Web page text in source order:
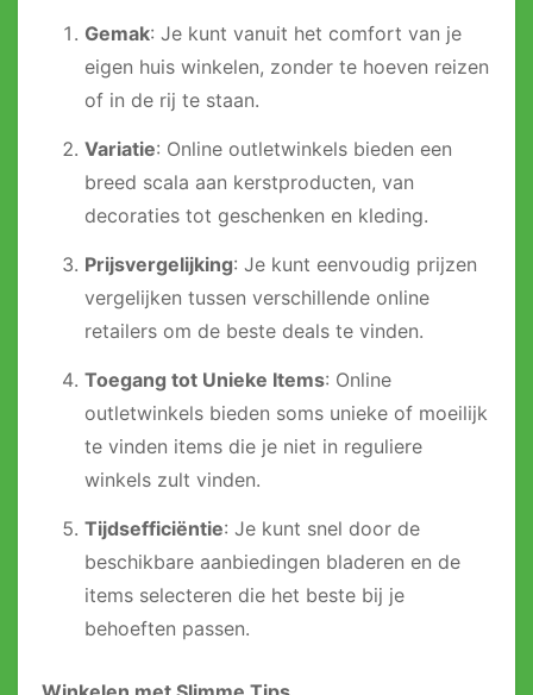
Gemak: Je kunt vanuit het comfort van je
eigen huis winkelen, zonder te hoeven reizen
of in de rij te staan.
Variatie: Online outletwinkels bieden een
breed scala aan kerstproducten, van
decoraties tot geschenken en kleding.
Prijsvergelijking: Je kunt eenvoudig prijzen
vergelijken tussen verschillende online
retailers om de beste deals te vinden.
Toegang tot Unieke Items: Online
outletwinkels bieden soms unieke of moeilijk
te vinden items die je niet in reguliere
winkels zult vinden.
Tijdsefficiëntie: Je kunt snel door de
beschikbare aanbiedingen bladeren en de
items selecteren die het beste bij je
behoeften passen.